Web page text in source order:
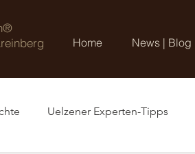
Home News | Blog
Uelzener Experten-Tipps